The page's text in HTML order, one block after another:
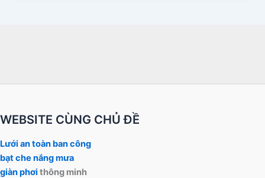
WEBSITE CÙNG CHỦ ĐỀ
Lưới an toàn ban công
bạt che nắng mưa
giàn phơi thông minh